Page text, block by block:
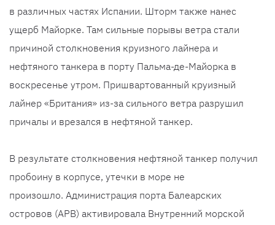
в различных частях Испании. Шторм также нанес
ущерб Майорке. Там сильные порывы ветра стали
причиной столкновения круизного лайнера и
нефтяного танкера в порту Пальма-де-Майорка в
воскресенье утром. Пришвартованный круизный
лайнер «Британия» из-за сильного ветра разрушил
причалы и врезался в нефтяной танкер.
В результате столкновения нефтяной танкер получил
пробоину в корпусе, утечки в море не
произошло. Администрация порта Балеарских
островов (APB) активировала Внутренний морской